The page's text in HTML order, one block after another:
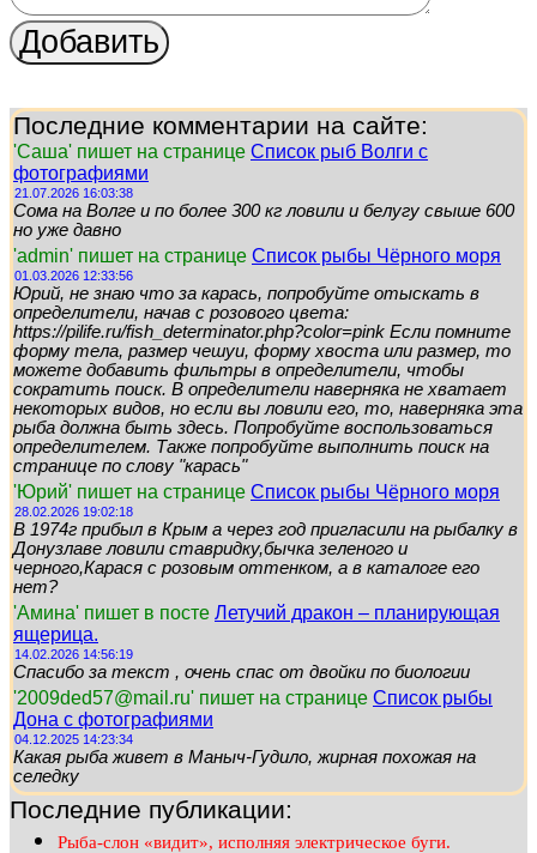
Последние комментарии на сайте:
'Саша' пишет на странице Список рыб Волги с
фотографиями
21.07.2026 16:03:38
Сома на Волге и по более 300 кг ловили и белугу свыше 600
но уже давно
'admin' пишет на странице Список рыбы Чёрного моря
01.03.2026 12:33:56
Юрий, не знаю что за карась, попробуйте отыскать в
определители, начав с розового цвета:
https://pilife.ru/fish_determinator.php?color=pink Если помните
форму тела, размер чешуи, форму хвоста или размер, то
можете добавить фильтры в определители, чтобы
сократить поиск. В определители наверняка не хватает
некоторых видов, но если вы ловили его, то, наверняка эта
рыба должна быть здесь. Попробуйте воспользоваться
определителем. Также попробуйте выполнить поиск на
странице по слову "карась"
'Юрий' пишет на странице Список рыбы Чёрного моря
28.02.2026 19:02:18
В 1974г прибыл в Крым а через год пригласили на рыбалку в
Донузлаве ловили ставридку,бычка зеленого и
черного,Карася с розовым оттенком, а в каталоге его
нет?
'Амина' пишет в посте Летучий дракон – планирующая
ящерица.
14.02.2026 14:56:19
Спасибо за текст , очень спас от двойки по биологии
'2009ded57@mail.ru' пишет на странице Список рыбы
Дона с фотографиями
04.12.2025 14:23:34
Какая рыба живет в Маныч-Гудило, жирная похожая на
селедку
Последние публикации:
Рыба-слон «видит», исполняя электрическое буги.